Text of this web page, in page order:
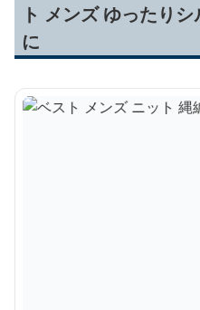
ト メンズ ゆったり
に